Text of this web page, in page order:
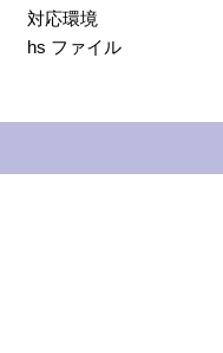
対応環境
hs ファイル